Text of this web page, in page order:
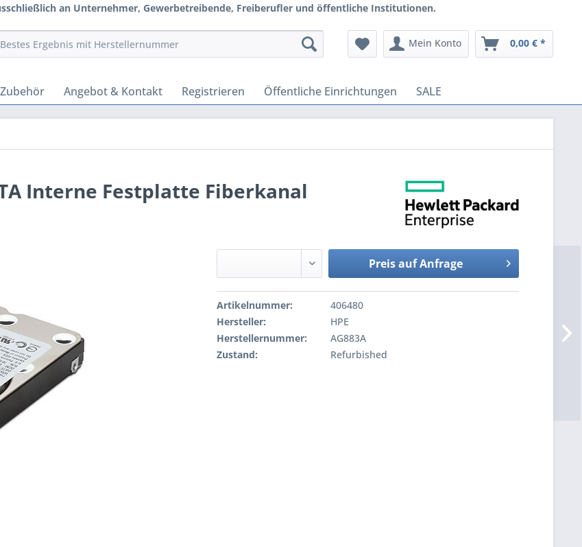
an Unternehmer, Gewerbetreibende, Freiberufler und öffentliche Institutionen.
Mein Konto 0,00 € *
Zubehör Angebot & Kontakt Registrieren Öffentliche Einrichtungen SALE
Interne Festplatte Fiberkanal
Preis auf Anfrage
Artikelnummer:
406480
Hersteller:
HPE
Herstellernummer:
AG883A
Zustand:
Refurbished